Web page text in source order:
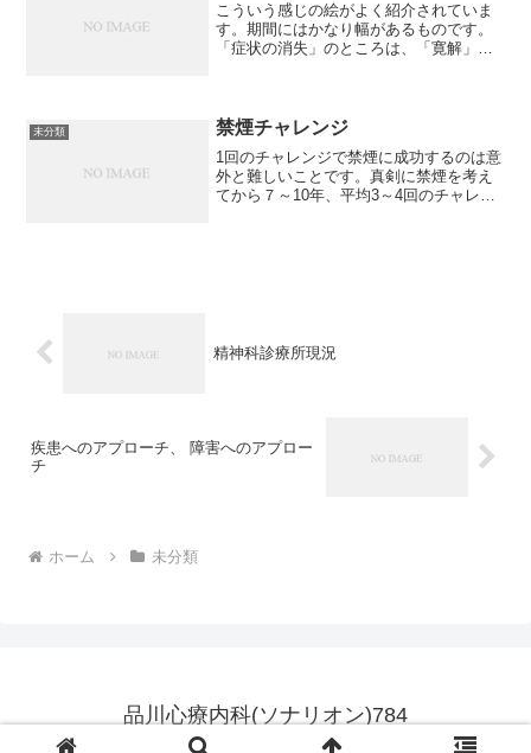
こういう感じの絵がよく紹介されていま
す。期間にはかなり幅があるものです。
「症状の消失」のところは、「寛解」と
復という言葉と、治癒、完...
未分類 禁煙チャレンジ
1回のチャレンジで禁煙に成功するのは意
外と難しいことです。真剣に禁煙を考え
てから７～10年、平均3～4回のチャレン
精神科診療所現況
疾患へのアプローチ、 障害へのアプロー
チ
ホーム 未分類
品川心療内科(ソナリオン)784